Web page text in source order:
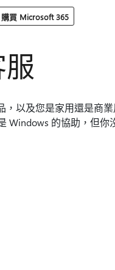
購買 Microsoft 365
以及您是家用還是商
Windows 的協助，但你